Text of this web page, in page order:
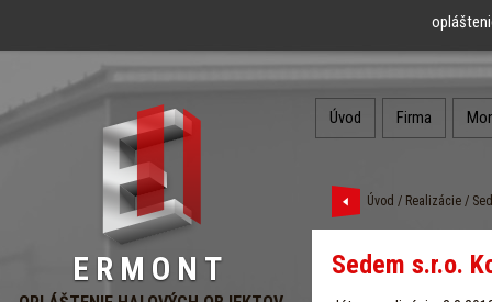
ERMONT
Úvod Firma
Úvod / Realizácie /
Sedem s.r.o.